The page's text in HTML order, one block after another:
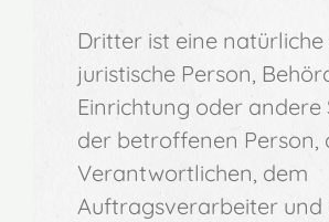
Dritter ist eine
juristische Person,
Einrichtung oder andere
der betroffenen Person,
Verantwortlichen, dem
Auftragsverarbeiter und